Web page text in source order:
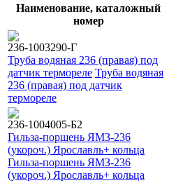
Наименование, каталожный
номер
236-1003290-Г
Труба водяная 236 (правая) под
датчик термореле Труба водяная
236 (правая) под датчик
термореле
236-1004005-Б2
Гильза-поршень ЯМЗ-236
(укороч.) Ярославль+ кольца
Гильза-поршень ЯМЗ-236
(укороч.) Ярославль+ кольца